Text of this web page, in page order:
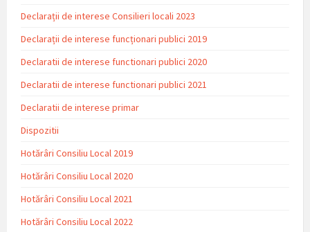
Declarații de interese Consilieri locali 2023
Declarații de interese funcționari publici 2019
Declaratii de interese functionari publici 2020
Declaratii de interese functionari publici 2021
Declaratii de interese primar
Dispozitii
Hotărâri Consiliu Local 2019
Hotărâri Consiliu Local 2020
Hotărâri Consiliu Local 2021
Hotărâri Consiliu Local 2022